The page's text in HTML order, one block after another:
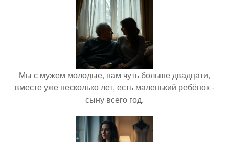
Мы с мужем молодые, нам чуть больше двадцати,
вместе уже несколько лет, есть маленький ребёнок -
сыну всего год.